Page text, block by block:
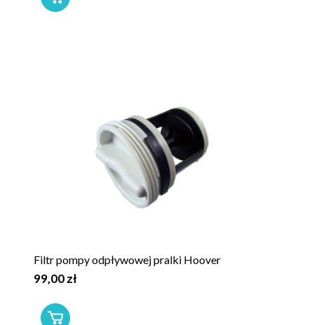
Filtr pompy odpływowej pralki Hoover
99,00 zł